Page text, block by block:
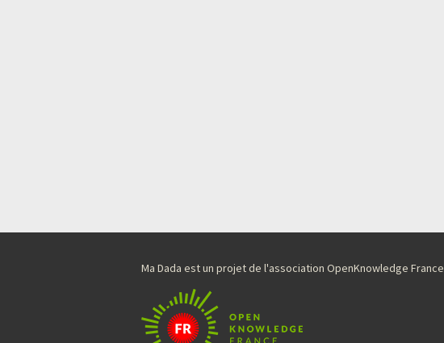
Ma Dada est un projet de l'association OpenKnowledge France